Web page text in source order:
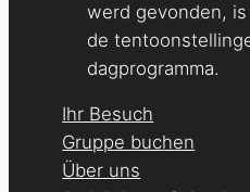
werd gevonden,
de
dagprogramma.
Ihr Besuch
Gruppe buchen
Über uns